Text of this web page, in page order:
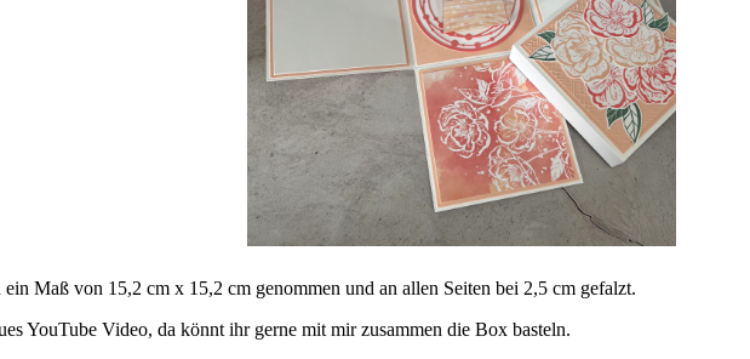
Maß von 15,2 cm x 15,2 cm genommen und an allen Seiten bei 2,5 cm gefalzt.
YouTube Video, da könnt ihr gerne mit mir zusammen die Box basteln.